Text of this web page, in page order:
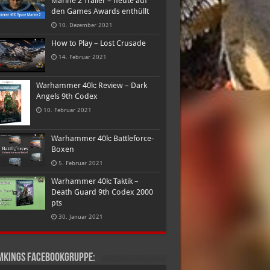
den Games Awards enthüllt
10. Dezember 2021
How to Play – Lost Crusade
14. Februar 2021
Warhammer 40k: Review – Dark
Angels 9th Codex
10. Februar 2021
Warhammer 40k: Battleforce-
Boxen
5. Februar 2021
Warhammer 40k: Taktik –
Death Guard 9th Codex 2000
pts
30. Januar 2021
Facebookgruppe: